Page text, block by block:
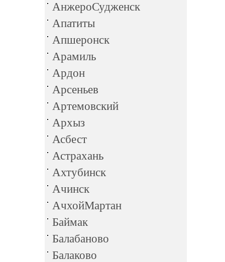
АнжероСудженск
Апатиты
Апшеронск
Арамиль
Ардон
Арсеньев
Артемовский
Архыз
Асбест
Астрахань
Ахтубинск
Ачинск
АчхойМартан
Баймак
Балабаново
Балаково